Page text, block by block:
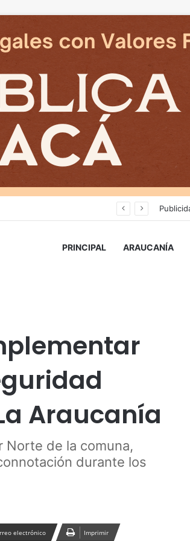
PRINCIPAL ARAUCANÍA
Araucanía
Norte de la comuna,
durante los
electrónico Imprimir